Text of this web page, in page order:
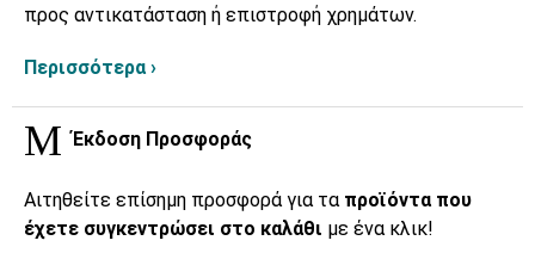
προς αντικατάσταση ή επιστροφή χρημάτων.
Περισσότερα ›
Έκδοση Προσφοράς
Αιτηθείτε επίσημη προσφορά για τα προϊόντα που
έχετε συγκεντρώσει στο καλάθι με ένα κλικ!